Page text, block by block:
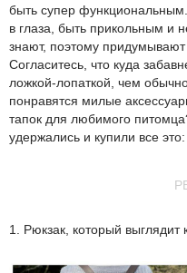
быть супер
в глаза, быть прикольным и
знают, поэтому
Согласитесь, что куда
ложкой-лопаткой, чем
понравятся милые
тапок для любимого
удержались и купили все это:
1. Рюкзак, который выглядит